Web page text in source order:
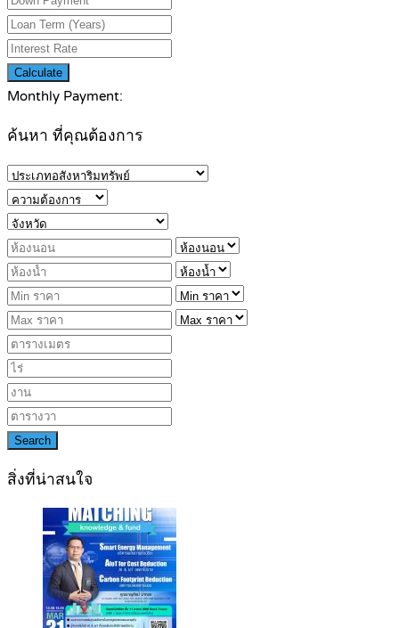
Calculate
Monthly Payment:
ค้นหา ที่คุณต้องการ
Search
สิ่งที่น่าสนใจ